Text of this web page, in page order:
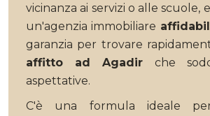
vicinanza ai servizi o alle scuole,
un'agenzia immobiliare
garanzia per trovare
affitto ad Agadir che
aspettative.
C'è una formula ideale